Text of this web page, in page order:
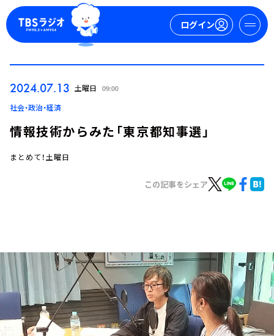
ログイン
トピックス
TBS Podcast
お知らせ
イベント・グッズ
YouTube
会社情報
2024.07.13 土曜日 09:00
社会・政治・経済
情報技術からみた「東京都知事選」
まとめて！土曜日
この記事をシェア